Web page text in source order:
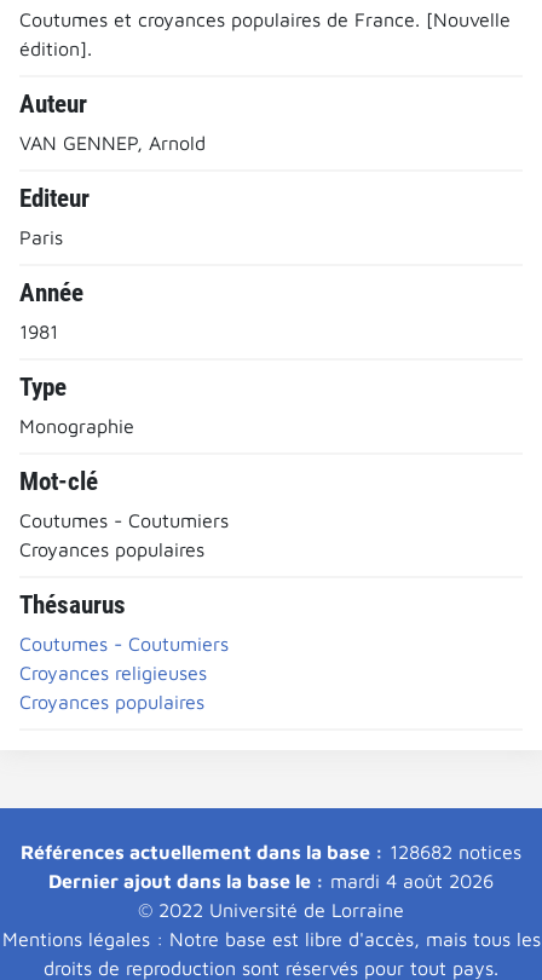
Coutumes et croyances populaires de France. [Nouvelle
édition].
Auteur
VAN GENNEP, Arnold
Editeur
Paris
Année
1981
Type
Monographie
Mot-clé
Coutumes - Coutumiers
Croyances populaires
Thésaurus
Coutumes - Coutumiers
Croyances religieuses
Croyances populaires
Références actuellement dans la base : 128682 notices
Dernier ajout dans la base le : mardi 4 août 2026
© 2022 Université de Lorraine
Mentions légales : Notre base est libre d'accès, mais tous les
droits de reproduction sont réservés pour tout pays.